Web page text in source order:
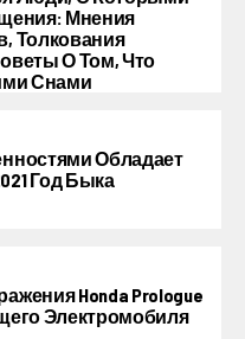
Мнения
Толкования
О Том, Что
Снами
Обладает
Год Быка
Honda Prologue
Электромобиля